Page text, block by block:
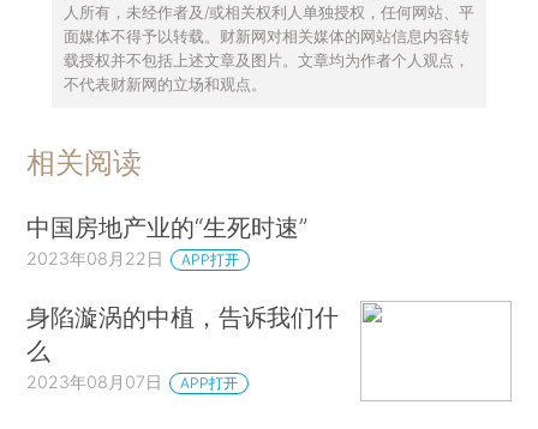
人所有，未经作者及/或相关权利人单独授权，任何网站、平
面媒体不得予以转载。财新网对相关媒体的网站信息内容转
载授权并不包括上述文章及图片。文章均为作者个人观点，
不代表财新网的立场和观点。
相关阅读
中国房地产业的“生死时速”
2023年08月22日 APP打开
身陷漩涡的中植，告诉我们什
么
2023年08月07日 APP打开